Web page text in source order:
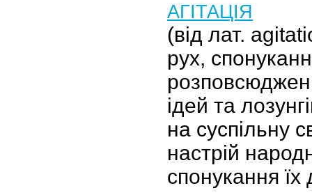
АГІТАЦІЯ
(від лат.
рух,
ідей та
на суспільну
настрій
спонукання